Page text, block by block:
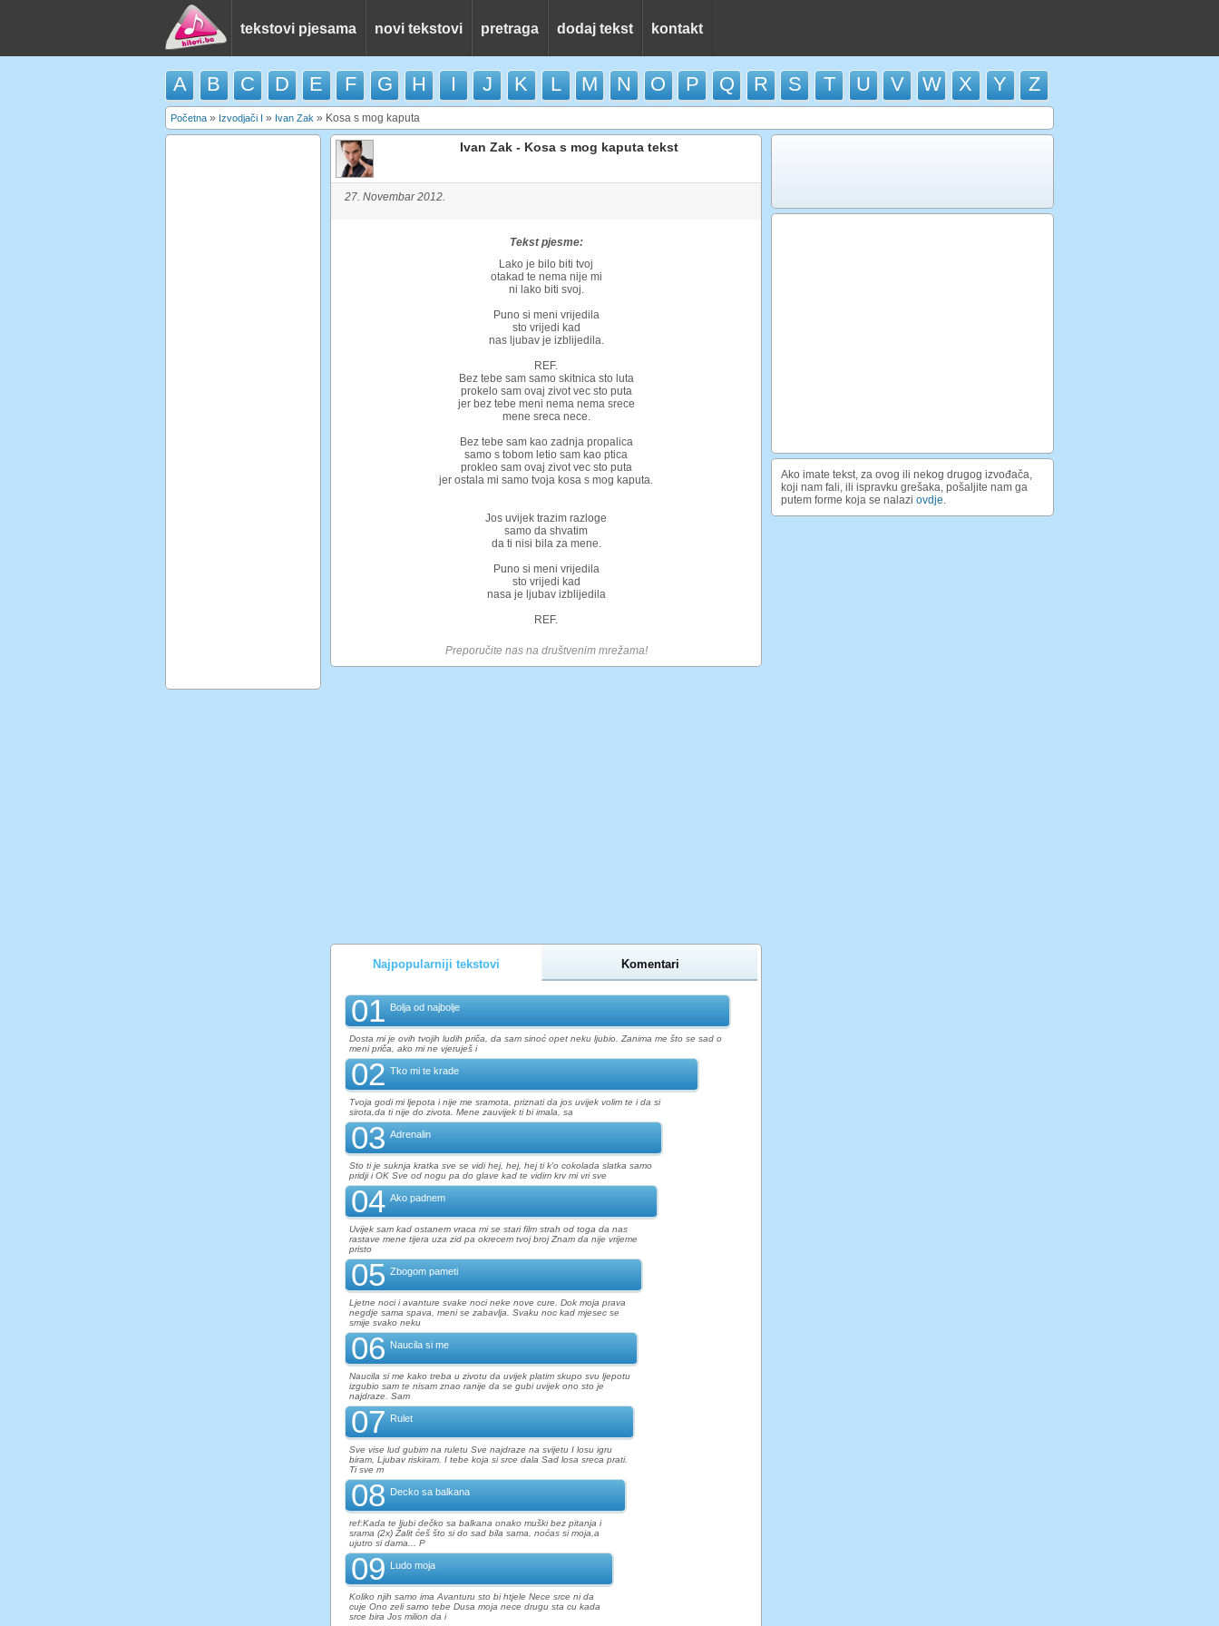
tekstovi pjesama novi tekstovi pretraga dodaj tekst kontakt
A B C D E F G H I J K L M N O P Q R S T U V W X Y Z
Početna » Izvodjači I » Ivan Zak » Kosa s mog kaputa
Ivan Zak - Kosa s mog kaputa tekst
27. Novembar 2012.
Tekst pjesme:
Lako je bilo biti tvoj
otakad te nema nije mi
ni lako biti svoj.
Puno si meni vrijedila
sto vrijedi kad
nas ljubav je izblijedila.
REF.
Bez tebe sam samo skitnica sto luta
prokelo sam ovaj zivot vec sto puta
jer bez tebe meni nema nema srece
mene sreca nece.
Bez tebe sam kao zadnja propalica
samo s tobom letio sam kao ptica
prokleo sam ovaj zivot vec sto puta
jer ostala mi samo tvoja kosa s mog kaputa.
Jos uvijek trazim razloge
samo da shvatim
da ti nisi bila za mene.
Puno si meni vrijedila
sto vrijedi kad
nasa je ljubav izblijedila
REF.
Preporučite nas na društvenim mrežama!
Najpopularniji tekstovi Komentari
01 Bolja od najbolje
Dosta mi je ovih tvojih ludih priča, da sam sinoć opet neku ljubio. Zanima me što se sad o
meni priča, ako mi ne vjeruješ i
02 Tko mi te krade
Tvoja godi mi ljepota i nije me sramota, priznati da jos uvijek volim te i da si
sirota,da ti nije do zivota. Mene zauvijek ti bi imala, sa
03 Adrenalin
Sto ti je suknja kratka sve se vidi hej, hej, hej ti k'o cokolada slatka samo
pridji i OK Sve od nogu pa do glave kad te vidim krv mi vri sve
04 Ako padnem
Uvijek sam kad ostanem vraca mi se stari film strah od toga da nas
rastave mene tijera uza zid pa okrecem tvoj broj Znam da nije vrijeme
pristo
05 Zbogom pameti
Ljetne noci i avanture svake noci neke nove cure. Dok moja prava
negdje sama spava, meni se zabavlja. Svaku noc kad mjesec se
smije svako neku
06 Naucila si me
Naucila si me kako treba u zivotu da uvijek platim skupo svu ljepotu
izgubio sam te nisam znao ranije da se gubi uvijek ono sto je
najdraze. Sam
07 Rulet
Sve vise lud gubim na ruletu Sve najdraze na svijetu I losu igru
biram, Ljubav riskiram. I tebe koja si srce dala Sad losa sreca prati.
Ti sve m
08 Decko sa balkana
ref:Kada te ljubi dečko sa balkana onako muški bez pitanja i
srama (2x) Žalit ćeš što si do sad bila sama, noćas si moja,a
ujutro si dama... P
09 Ludo moja
Koliko njih samo ima Avanturu sto bi htjele Nece srce ni da
cuje Ono zeli samo tebe Dusa moja nece drugu sta cu kada
srce bira Jos milion da i
Ako imate tekst, za ovog ili nekog drugog izvođača,
koji nam fali, ili ispravku grešaka, pošaljite nam ga
putem forme koja se nalazi ovdje.